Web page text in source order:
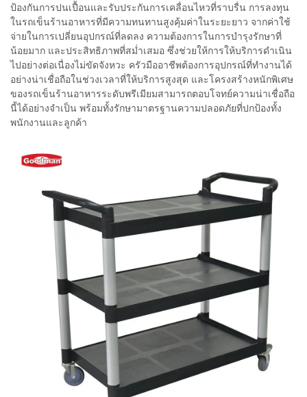
ป้องกันการปนเปื้อนและรับประกันการเคลื่อนไหวที่ราบรื่น การลงทุน
ในรถเข็นร้านอาหารที่มีความทนทานสูงคุ้มค่าในระยะยาว จากค่าใช้
จ่ายในการเปลี่ยนอุปกรณ์ที่ลดลง ความต้องการในการบำรุงรักษาที่
น้อยมาก และประสิทธิภาพที่สม่ำเสมอ ซึ่งช่วยให้การให้บริการดำเนิน
ไปอย่างต่อเนื่องไม่ขัดจังหวะ ครัวมืออาชีพต้องการอุปกรณ์ที่ทำงานได้
อย่างน่าเชื่อถือในช่วงเวลาที่ให้บริการสูงสุด และโครงสร้างหนักพิเศษ
ของรถเข็นร้านอาหารระดับพรีเมียมสามารถตอบโจทย์ความน่าเชื่อถือ
นี้ได้อย่างจำเป็น พร้อมทั้งรักษามาตรฐานความปลอดภัยที่ปกป้องทั้ง
พนักงานและลูกค้า